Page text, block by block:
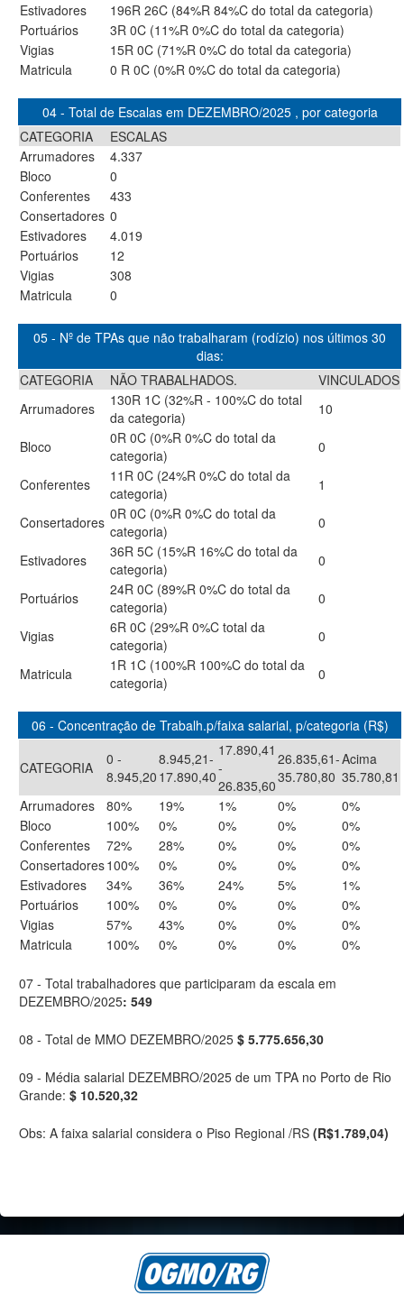
Estivadores
196R 26C (84%R 84%C do total da categoria)
Portuários
3R 0C (11%R 0%C do total da categoria)
Vigias
15R 0C (71%R 0%C do total da categoria)
Matricula
0 R 0C (0%R 0%C do total da categoria)
04 - Total de Escalas em DEZEMBRO/2025 , por categoria
CATEGORIA
ESCALAS
Arrumadores
4.337
Bloco
0
Conferentes
433
Consertadores 0
Estivadores
4.019
Portuários
12
Vigias
308
Matricula
0
05 - Nº de TPAs que não trabalharam (rodízio) nos últimos 30
dias:
CATEGORIA
NÃO TRABALHADOS.
VINCULADOS
Arrumadores
130R 1C (32%R - 100%C do total
da categoria)
10
Bloco
0R 0C (0%R 0%C do total da
categoria)
0
Conferentes
11R 0C (24%R 0%C do total da
categoria)
1
Consertadores 0R 0C (0%R 0%C do total da
categoria)
0
Estivadores
36R 5C (15%R 16%C do total da
categoria)
0
Portuários
24R 0C (89%R 0%C do total da
categoria)
0
Vigias
6R 0C (29%R 0%C total da
categoria)
0
Matricula
1R 1C (100%R 100%C do total da
categoria)
0
06 - Concentração de Trabalh.p/faixa salarial, p/categoria (R$)
CATEGORIA
0 -
8.945,20
8.945,21-
17.890,40
17.890,41
-
26.835,60
26.835,61-
35.780,80
Acima
35.780,81
Arrumadores
80% 19% 1% 0%
0%
Bloco
100% 0% 0% 0%
0%
Conferentes
72% 28% 0% 0%
0%
Consertadores100% 0% 0% 0%
0%
Estivadores
34% 36% 24% 5%
1%
Portuários
100% 0% 0% 0%
0%
Vigias
57% 43% 0% 0%
0%
Matricula
100% 0% 0% 0% 0%
07 - Total trabalhadores que participaram da escala em
DEZEMBRO/2025: 549
08 - Total de MMO DEZEMBRO/2025 $ 5.775.656,30
09 - Média salarial DEZEMBRO/2025 de um TPA no Porto de Rio
Grande: $ 10.520,32
Obs: A faixa salarial considera o Piso Regional /RS (R$1.789,04)